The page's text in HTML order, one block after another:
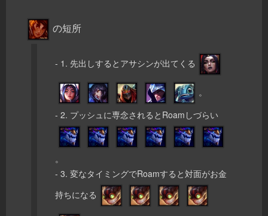
の短所
- 1. 先出しするとアサシンが出てくる
。
- 2. プッシュに専念されるとRoamしづらい
。
- 3. 変なタイミングでRoamすると対面がお金
持ちになる